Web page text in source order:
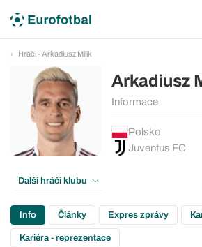
Hráči - Arkadiusz Milik
Arkadiusz
Informace
Polsko
Juventus FC
Další hráči klubu
Info Články Expres zprávy
Kariéra - reprezentace